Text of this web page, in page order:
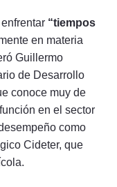
“tiempos
en materia
Guillermo
de Desarrollo
conoce muy de
en el sector
como
Cideter, que